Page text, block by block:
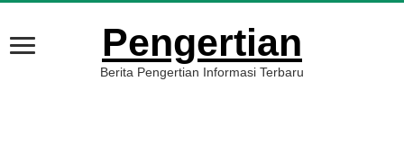
Pengertian
Berita Pengertian Informasi Terbaru